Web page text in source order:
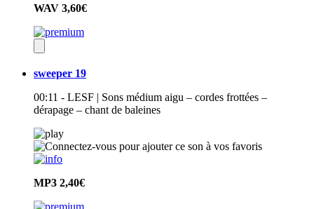
WAV 3,60€
sweeper 19
00:11 - LESF | Sons médium aigu – cordes frottées –
dérapage – chant de baleines
MP3 2,40€